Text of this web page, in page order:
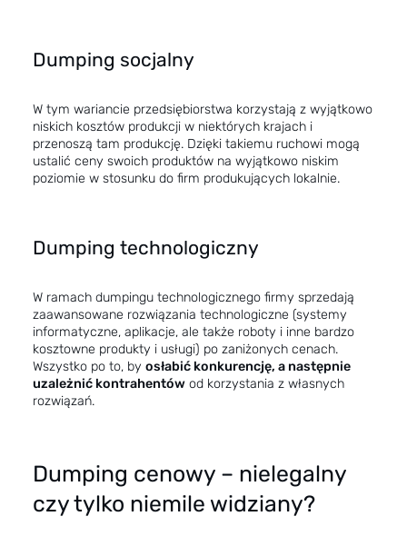
Dumping socjalny
W tym wariancie przedsiębiorstwa korzystają z wyjątkowo
niskich kosztów produkcji w niektórych krajach i
przenoszą tam produkcję. Dzięki takiemu ruchowi mogą
ustalić ceny swoich produktów na wyjątkowo niskim
poziomie w stosunku do firm produkujących lokalnie.
Dumping technologiczny
W ramach dumpingu technologicznego firmy sprzedają
zaawansowane rozwiązania technologiczne (systemy
informatyczne, aplikacje, ale także roboty i inne bardzo
kosztowne produkty i usługi) po zaniżonych cenach.
Wszystko po to, by osłabić konkurencję, a następnie
uzależnić kontrahentów od korzystania z własnych
rozwiązań.
Dumping cenowy – nielegalny
czy tylko niemile widziany?